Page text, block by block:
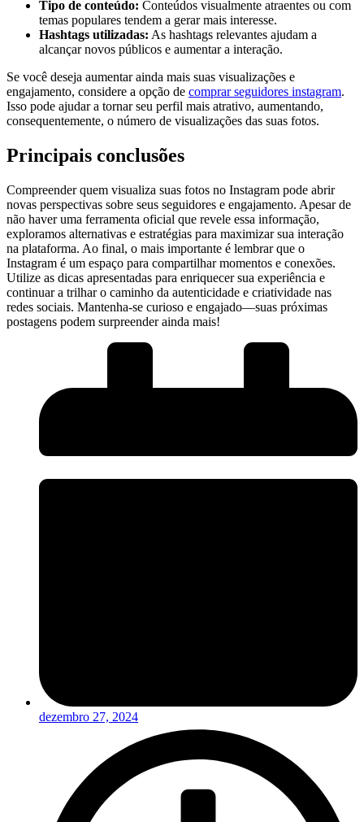
Tipo de conteúdo: Conteúdos ⁤visualmente atraentes ou com
temas populares tendem a ⁤gerar mais ​interesse.
Hashtags utilizadas: As hashtags relevantes ajudam a⁢
alcançar novos públicos‌ e aumentar⁢ a interação.
Se⁢ você deseja aumentar ainda mais⁣ suas visualizações e
engajamento, considere a opção de comprar ⁣seguidores instagram.
Isso pode ajudar ​a ⁢tornar seu perfil‌ mais atrativo, aumentando,‍
consequentemente, o ⁤número de visualizações das suas fotos.
Principais conclusões
Compreender quem visualiza suas fotos no Instagram pode abrir
novas​ perspectivas sobre seus seguidores e‌ engajamento. Apesar de
⁢não⁣ haver uma ferramenta oficial que revele essa informação,⁤
exploramos alternativas e estratégias para maximizar sua interação
na ⁤plataforma. ⁢Ao final, o mais importante é lembrar que o
Instagram é um ⁤espaço para compartilhar momentos e conexões.
Utilize as dicas apresentadas para enriquecer ‍sua experiência e
continuar a trilhar o caminho da autenticidade e criatividade nas
redes sociais. Mantenha-se curioso e engajado—suas próximas
postagens podem surpreender ainda mais!
dezembro 27, 2024